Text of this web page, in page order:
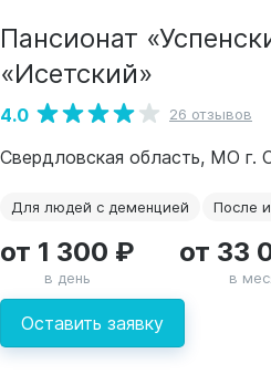
Пансионат
«Исетский»
4.0 26 отзывов
Для людей с деменцией После
Оставить заявку
от 1 300 ₽
в день
от 33
в